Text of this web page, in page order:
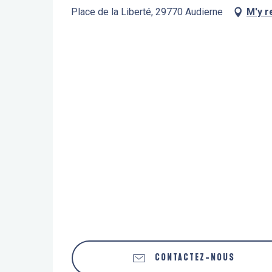
Place de la Liberté, 29770 Audierne M'y
CONTACTEZ-NOUS